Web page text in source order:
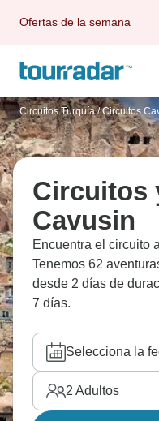
Ofertas de la semana
Circuitos Turquía / Circuitos
Circuitos
Cavusin
Encuentra el circuito
Tenemos 62
desde 2 días de
7 días.
Selecciona la
2 Adultos